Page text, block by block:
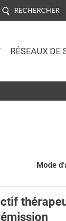
RECHERCHER
RÉSEAUX DE
Mode